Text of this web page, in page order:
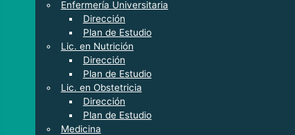
Enfermería Universitaria
Dirección
Plan de Estudio
Lic. en Nutrición
Dirección
Plan de Estudio
Lic. en Obstetricia
Dirección
Plan de Estudio
Medicina